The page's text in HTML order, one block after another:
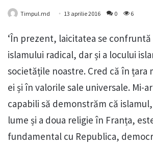
Timpul.md 13 aprilie 2016 0 6
‘În prezent, laicitatea se confruntă
islamului radical, dar și a locului
societățile noastre. Cred că în țara
ei și în valorile sale universale. Mi-
capabili să demonstrăm că
lume și a doua religie în Franța,
fundamental cu Republica,